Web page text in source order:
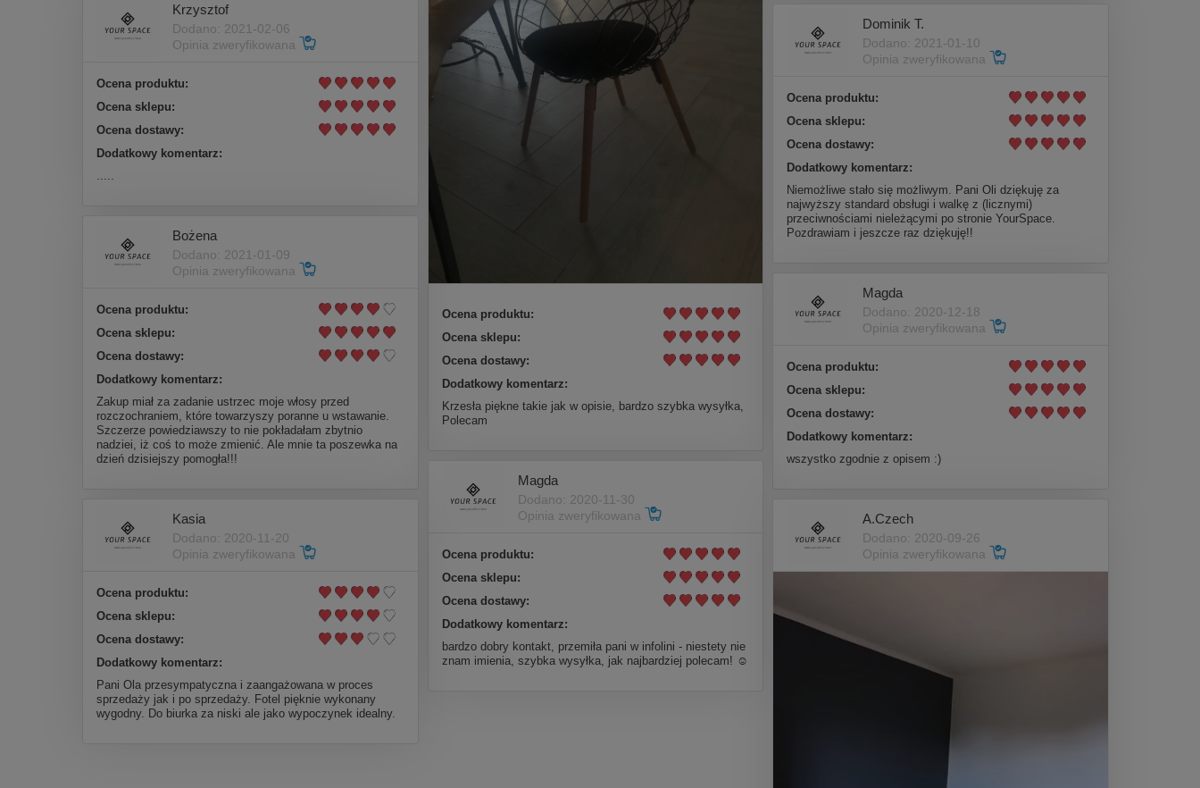
Ocena produktu:
Ocena sklepu:
Ocena dostawy:
Dodatkowy komentarz:
Krzesła piękne takie jak w opisie, bardzo szybka wysyłka,
Polecam
Krzysztof
Dodano: 2021-02-06
Opinia zweryfikowana
Ocena produktu:
Ocena sklepu:
Ocena dostawy:
Dodatkowy komentarz:
.....
Dominik T.
Dodano: 2021-01-10
Opinia zweryfikowana
Ocena produktu:
Ocena sklepu:
Ocena dostawy:
Dodatkowy komentarz:
Niemożliwe stało się możliwym. Pani Oli dziękuję za
najwyższy standard obsługi i walkę z (licznymi)
przeciwnościami nieleżącymi po stronie YourSpace.
Pozdrawiam i jeszcze raz dziękuję!!
Bożena
Dodano: 2021-01-09
Opinia zweryfikowana
Ocena produktu:
Ocena sklepu:
Ocena dostawy:
Dodatkowy komentarz:
Zakup miał za zadanie ustrzec moje włosy przed
rozczochraniem, które towarzyszy poranne u wstawanie.
Szczerze powiedziawszy to nie pokładałam zbytnio
nadziei, iż coś to może zmienić. Ale mnie ta poszewka na
dzień dzisiejszy pomogła!!!
Magda
Dodano: 2020-12-18
Opinia zweryfikowana
Ocena produktu:
Ocena sklepu:
Ocena dostawy:
Dodatkowy komentarz:
wszystko zgodnie z opisem :)
Magda
Dodano: 2020-11-30
Opinia zweryfikowana
Ocena produktu:
Ocena sklepu:
Ocena dostawy:
Dodatkowy komentarz:
bardzo dobry kontakt, przemiła pani w infolini - niestety nie
znam imienia, szybka wysyłka, jak najbardziej polecam! ☺️
Kasia
Dodano: 2020-11-20
Opinia zweryfikowana
Ocena produktu:
Ocena sklepu:
Ocena dostawy:
Dodatkowy komentarz:
Pani Ola przesympatyczna i zaangażowana w proces
sprzedaży jak i po sprzedaży. Fotel pięknie wykonany
wygodny. Do biurka za niski ale jako wypoczynek idealny.
A.Czech
Dodano: 2020-09-26
Opinia zweryfikowana